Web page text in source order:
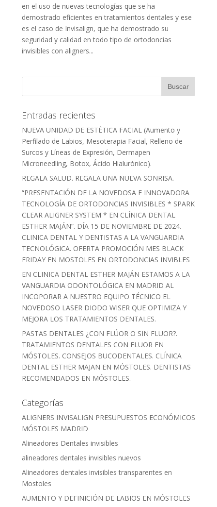
en el uso de nuevas tecnologías que se ha
demostrado eficientes en tratamientos dentales y ese
es el caso de Invisalign, que ha demostrado su
seguridad y calidad en todo tipo de ortodoncias
invisibles con aligners...
Entradas recientes
NUEVA UNIDAD DE ESTÉTICA FACIAL (Aumento y
Perfilado de Labios, Mesoterapia Facial, Relleno de
Surcos y Líneas de Expresión, Dermapen
Microneedling, Botox, Ácido Hialurónico).
REGALA SALUD. REGALA UNA NUEVA SONRISA.
“PRESENTACIÓN DE LA NOVEDOSA E INNOVADORA
TECNOLOGÍA DE ORTODONCIAS INVISIBLES * SPARK
CLEAR ALIGNER SYSTEM * EN CLÍNICA DENTAL
ESTHER MAJÁN”. DÍA 15 DE NOVIEMBRE DE 2024.
CLINICA DENTAL Y DENTISTAS A LA VANGUARDIA
TECNOLÓGICA. OFERTA PROMOCIÓN MES BLACK
FRIDAY EN MOSTOLES EN ORTODONCIAS INVIBLES
EN CLINICA DENTAL ESTHER MAJÁN ESTAMOS A LA
VANGUARDIA ODONTOLÓGICA EN MADRID AL
INCOPORAR A NUESTRO EQUIPO TÉCNICO EL
NOVEDOSO LASER DIODO WISER QUE OPTIMIZA Y
MEJORA LOS TRATAMIENTOS DENTALES.
PASTAS DENTALES ¿CON FLÚOR O SIN FLUOR?.
TRATAMIENTOS DENTALES CON FLUOR EN
MÓSTOLES. CONSEJOS BUCODENTALES. CLÍNICA
DENTAL ESTHER MAJAN EN MÓSTOLES. DENTISTAS
RECOMENDADOS EN MÓSTOLES.
Categorías
ALIGNERS INVISALIGN PRESUPUESTOS ECONÓMICOS
MÓSTOLES MADRID
Alineadores Dentales invisibles
alineadores dentales invisibles nuevos
Alineadores dentales invisibles transparentes en
Mostoles
AUMENTO Y DEFINICIÓN DE LABIOS EN MÓSTOLES